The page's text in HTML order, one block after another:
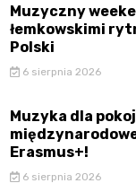
Muzyczny
łemkowskimi
Polski
6 sierpnia 2026
Muzyka dla
Erasmus+!
6 sierpnia 2026